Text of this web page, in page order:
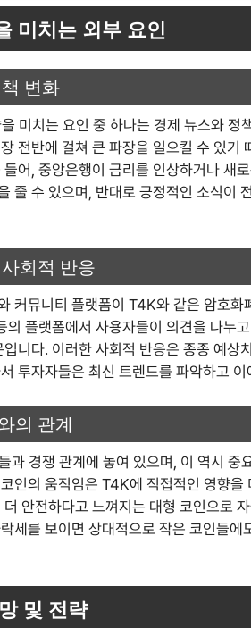
미치는 외부 요인
변화
미치는 요인 중 하나는 경제 뉴스와 정
전반에 걸쳐 큰 파장을 일으킬 수 있기
어, 중앙은행이 금리를 인상하거나 새
줄 수 있으며, 반대로 긍정적인 소식이
회적 반응
커뮤니티 플랫폼이 T4K와 같은 암호
플랫폼에서 사용자들이 의견을 나누
니다. 이러한 사회적 반응은 종종 예상
투자자들은 최신 트렌드를 파악하고
의 관계
과 경쟁 관계에 놓여 있으며, 이 역시 중
인의 움직임은 T4K에 직접적인 영향
안전하다고 느껴지는 대형 코인으로
세를 보이면 상대적으로 작은 코인들에
및 전략